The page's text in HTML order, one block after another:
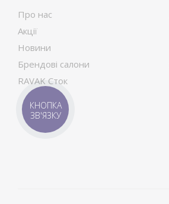
Про нас
Акції
Новини
Брендові салони
RAVAK Сток
КНОПКА
ЗВ'ЯЗКУ